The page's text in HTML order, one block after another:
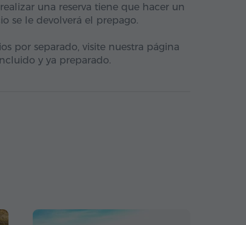
una reserva tiene que hacer un
se le devolverá el prepago.
por separado, visite nuestra página
y ya preparado.